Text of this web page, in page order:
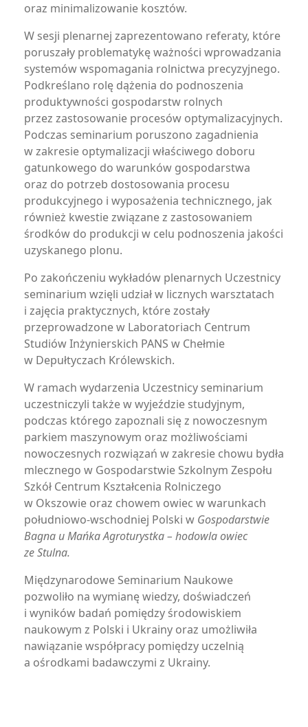
oraz minimalizowanie kosztów.
W sesji plenarnej zaprezentowano referaty, które
poruszały problematykę ważności wprowadzania
systemów wspomagania rolnictwa precyzyjnego.
Podkreślano rolę dążenia do podnoszenia
produktywności gospodarstw rolnych
przez zastosowanie procesów optymalizacyjnych.
Podczas seminarium poruszono zagadnienia
w zakresie optymalizacji właściwego doboru
gatunkowego do warunków gospodarstwa
oraz do potrzeb dostosowania procesu
produkcyjnego i wyposażenia technicznego, jak
również kwestie związane z zastosowaniem
środków do produkcji w celu podnoszenia jakości
uzyskanego plonu.
Po zakończeniu wykładów plenarnych Uczestnicy
seminarium wzięli udział w licznych warsztatach
i zajęcia praktycznych, które zostały
przeprowadzone w Laboratoriach Centrum
Studiów Inżynierskich PANS w Chełmie
w Depułtyczach Królewskich.
W ramach wydarzenia Uczestnicy seminarium
uczestniczyli także w wyjeździe studyjnym,
podczas którego zapoznali się z nowoczesnym
parkiem maszynowym oraz możliwościami
nowoczesnych rozwiązań w zakresie chowu bydła
mlecznego w Gospodarstwie Szkolnym Zespołu
Szkół Centrum Kształcenia Rolniczego
w Okszowie oraz chowem owiec w warunkach
południowo-wschodniej Polski w Gospodarstwie
Bagna u Mańka Agroturystka – hodowla owiec
ze Stulna.
Międzynarodowe Seminarium Naukowe
pozwoliło na wymianę wiedzy, doświadczeń
i wyników badań pomiędzy środowiskiem
naukowym z Polski i Ukrainy oraz umożliwiła
nawiązanie współpracy pomiędzy uczelnią
a ośrodkami badawczymi z Ukrainy.